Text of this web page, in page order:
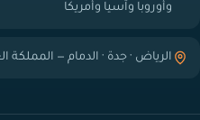
وأوروبا وآسيا وأمريكا
الرياض · جدة · الدمام — المملكة